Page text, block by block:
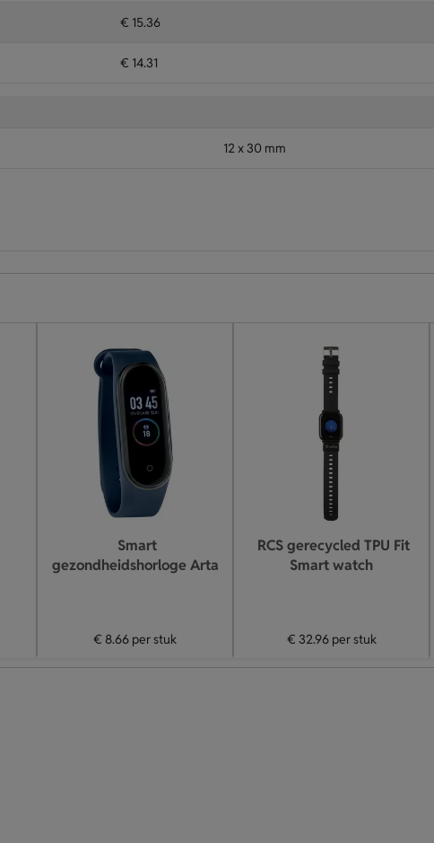
€ 15.36
€ 14.31
12 x 30 mm
Smart
gezondheidshorloge Arta
€ 8.66 per stuk
RCS gerecycled TPU Fit
Smart watch
€ 32.96per stuk